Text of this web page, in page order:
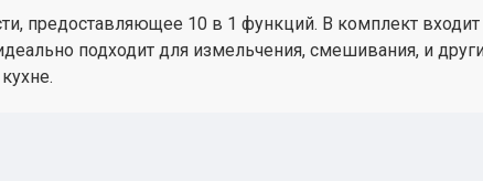
предоставляющее 10 в 1 функций. В комплект
подходит для измельчения, смешивания, и